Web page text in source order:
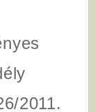
2011.